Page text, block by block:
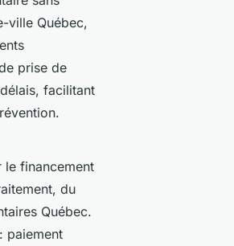
ville Québec,
prise de
facilitant
le financement
du
Québec.
paiement